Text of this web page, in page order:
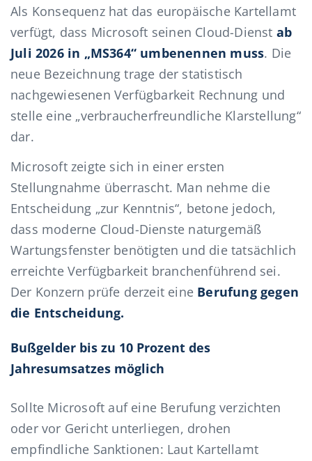
Als Konsequenz hat das europäische Kartellamt
verfügt, dass Microsoft seinen Cloud-Dienst ab
Juli 2026 in „MS364“ umbenennen muss. Die
neue Bezeichnung trage der statistisch
nachgewiesenen Verfügbarkeit Rechnung und
stelle eine „verbraucherfreundliche Klarstellung“
dar.
Microsoft zeigte sich in einer ersten
Stellungnahme überrascht. Man nehme die
Entscheidung „zur Kenntnis“, betone jedoch,
dass moderne Cloud-Dienste naturgemäß
Wartungsfenster benötigten und die tatsächlich
erreichte Verfügbarkeit branchenführend sei.
Der Konzern prüfe derzeit eine Berufung gegen
die Entscheidung.
Bußgelder bis zu 10 Prozent des
Jahresumsatzes möglich
Sollte Microsoft auf eine Berufung verzichten
oder vor Gericht unterliegen, drohen
empfindliche Sanktionen: Laut Kartellamt